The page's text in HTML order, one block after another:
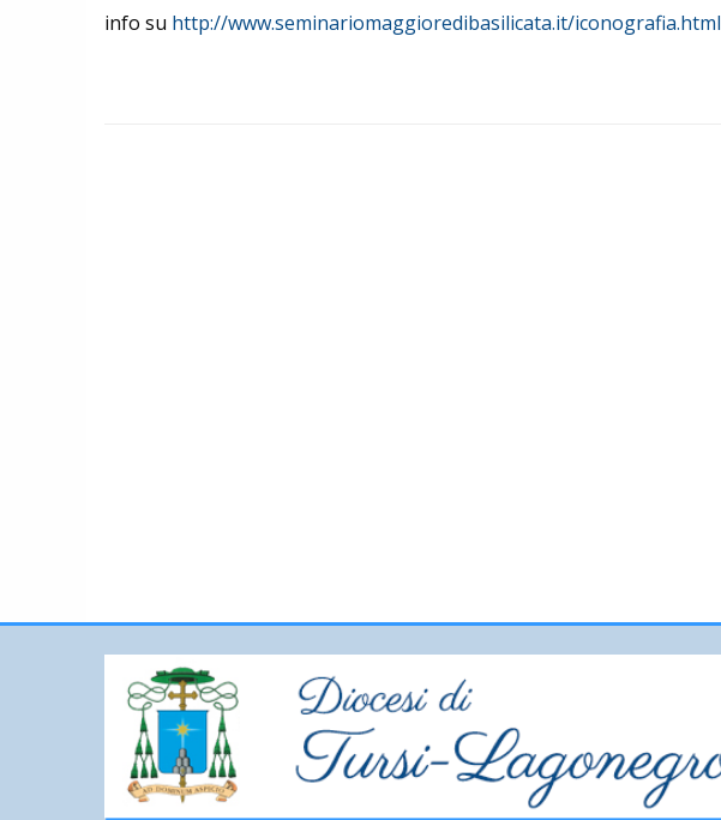
info su http://www.seminariomaggioredibasilicata.it/iconografia.html